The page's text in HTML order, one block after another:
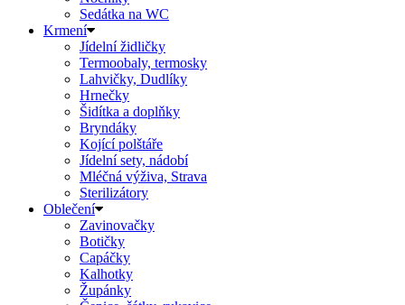
Sedátka na WC
Krmení
Jídelní židličky
Termoobaly, termosky
Lahvičky, Dudlíky
Hrnečky
Šidítka a doplňky
Bryndáky
Kojící polštáře
Jídelní sety, nádobí
Mléčná výživa, Strava
Sterilizátory
Oblečení
Zavinovačky
Botičky
Capáčky
Kalhotky
Župánky